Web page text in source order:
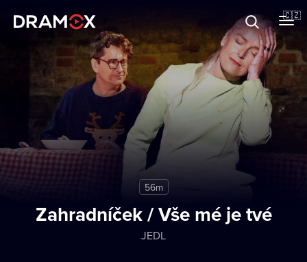
🇨🇿
Dárkové poukazy
Registrujte se
56m
Zahradníček / Vše mé je tvé
JEDL